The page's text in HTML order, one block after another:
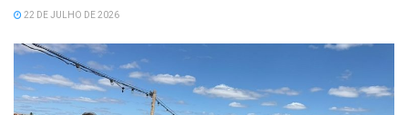
22 DE JULHO DE 2026